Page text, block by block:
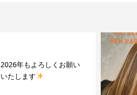
2026年もよろしくお願い
いたします